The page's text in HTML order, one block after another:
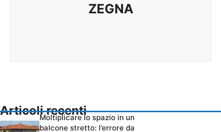
ZEGNA
Articoli recenti
Moltiplicare lo spazio in un
balcone stretto: l’errore da